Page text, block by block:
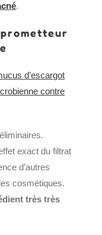
.
d’escargot
contre
exact du filtrat
d’autres
cosmétiques.
très très